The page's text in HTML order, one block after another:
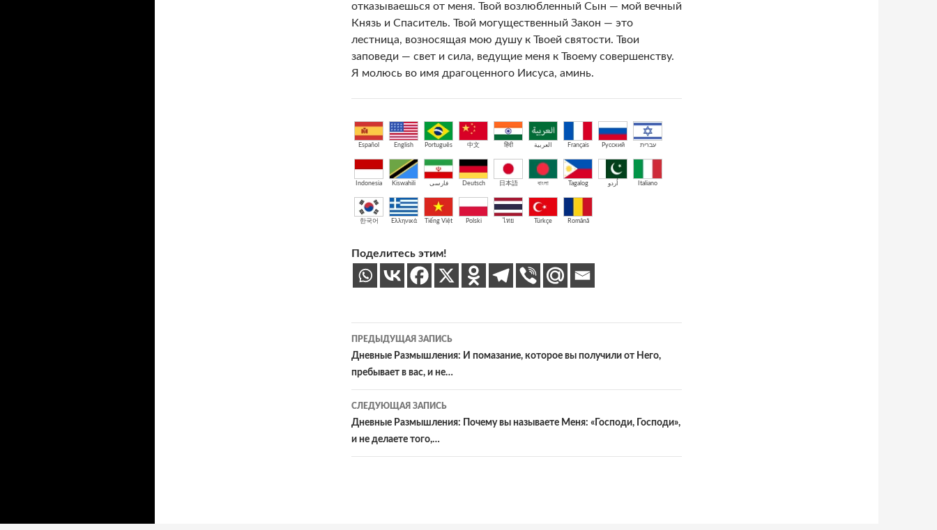
отказываешься от меня. Твой возлюбленный Сын — мой вечный
Князь и Спаситель. Твой могущественный Закон — это
лестница, возносящая мою душу к Твоей святости. Твои
заповеди — свет и сила, ведущие меня к Твоему совершенству.
Я молюсь во имя драгоценного Иисуса, аминь.
Español English Português 中文 हिंदी العربية Français Русский עברית
Indonesia Kiswahili فارسی Deutsch 日本語 বাংলা Tagalog اُردو Italiano
한국어 Ελληνικά Tiếng Việt Polski ไทย Türkçe Română
Поделитесь этим!
Навигация
по
записям
ПРЕДЫДУЩАЯ ЗАПИСЬ
Дневные Размышления: И помазание, которое вы получили от Него,
пребывает в вас, и не…
СЛЕДУЮЩАЯ ЗАПИСЬ
Дневные Размышления: Почему вы называете Меня: «Господи, Господи»,
и не делаете того,…